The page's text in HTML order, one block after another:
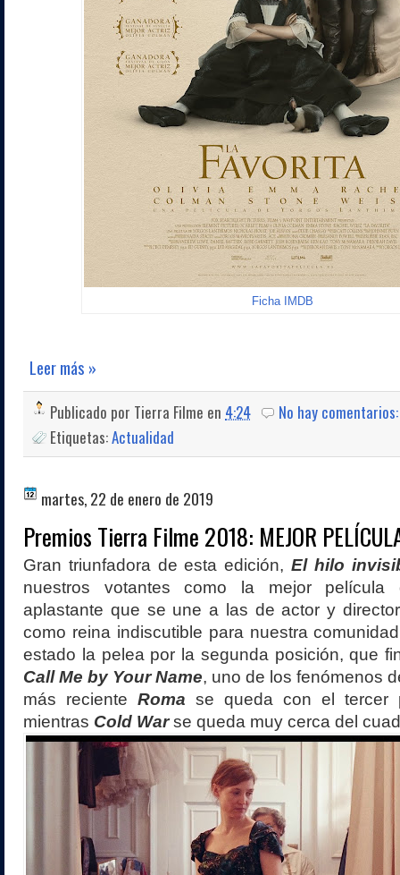
Ficha IMDB
Leer más »
Publicado por Tierra Filme en 4:24
No hay
Etiquetas:Actualidad
martes, 22 de enero de 2019
Premios Tierra Filme 2018: MEJOR
Gran triunfadora de esta edición, El hilo
nuestros votantes como la mejor película
aplastante que se une a las de actor y
como reina indiscutible para nuestra
estado la pelea por la segunda posición, que
Call Me by Your Name, uno de los fenómenos
más reciente Roma se queda con el tercer
mientras Cold Warse queda muy cerca del